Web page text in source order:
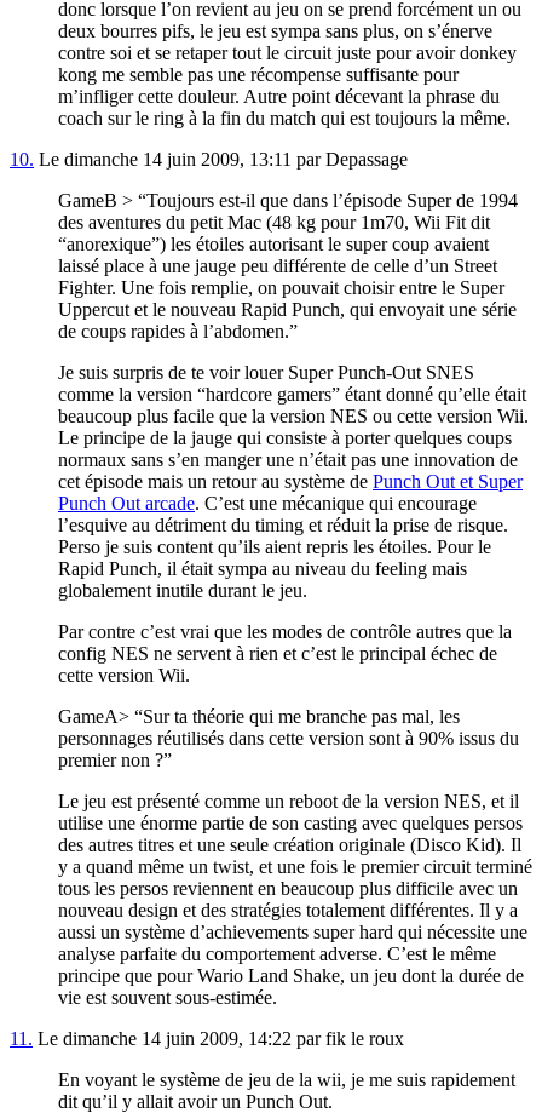
donc lorsque l’on revient au jeu on se prend forcément un ou
deux bourres pifs, le jeu est sympa sans plus, on s’énerve
contre soi et se retaper tout le circuit juste pour avoir donkey
kong me semble pas une récompense suffisante pour
m’infliger cette douleur. Autre point décevant la phrase du
coach sur le ring à la fin du match qui est toujours la même.
10. Le dimanche 14 juin 2009, 13:11 par Depassage
GameB > “Toujours est-il que dans l’épisode Super de 1994
des aventures du petit Mac (48 kg pour 1m70, Wii Fit dit
“anorexique”) les étoiles autorisant le super coup avaient
laissé place à une jauge peu différente de celle d’un Street
Fighter. Une fois remplie, on pouvait choisir entre le Super
Uppercut et le nouveau Rapid Punch, qui envoyait une série
de coups rapides à l’abdomen.”
Je suis surpris de te voir louer Super Punch-Out SNES
comme la version “hardcore gamers” étant donné qu’elle était
beaucoup plus facile que la version NES ou cette version Wii.
Le principe de la jauge qui consiste à porter quelques coups
normaux sans s’en manger une n’était pas une innovation de
cet épisode mais un retour au système de Punch Out et Super
Punch Out arcade. C’est une mécanique qui encourage
l’esquive au détriment du timing et réduit la prise de risque.
Perso je suis content qu’ils aient repris les étoiles. Pour le
Rapid Punch, il était sympa au niveau du feeling mais
globalement inutile durant le jeu.
Par contre c’est vrai que les modes de contrôle autres que la
config NES ne servent à rien et c’est le principal échec de
cette version Wii.
GameA> “Sur ta théorie qui me branche pas mal, les
personnages réutilisés dans cette version sont à 90% issus du
premier non ?”
Le jeu est présenté comme un reboot de la version NES, et il
utilise une énorme partie de son casting avec quelques persos
des autres titres et une seule création originale (Disco Kid). Il
y a quand même un twist, et une fois le premier circuit terminé
tous les persos reviennent en beaucoup plus difficile avec un
nouveau design et des stratégies totalement différentes. Il y a
aussi un système d’achievements super hard qui nécessite une
analyse parfaite du comportement adverse. C’est le même
principe que pour Wario Land Shake, un jeu dont la durée de
vie est souvent sous-estimée.
11. Le dimanche 14 juin 2009, 14:22 par fik le roux
En voyant le système de jeu de la wii, je me suis rapidement
dit qu’il y allait avoir un Punch Out.